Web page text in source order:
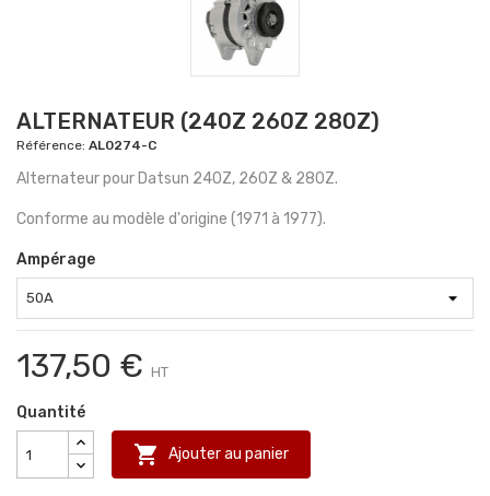
ALTERNATEUR (240Z 260Z 280Z)
Référence: AL0274-C
Alternateur pour Datsun 240Z, 260Z & 280Z.
Conforme au modèle d'origine (1971 à 1977).
Ampérage
137,50 € HT
Quantité
 Ajouter au panier